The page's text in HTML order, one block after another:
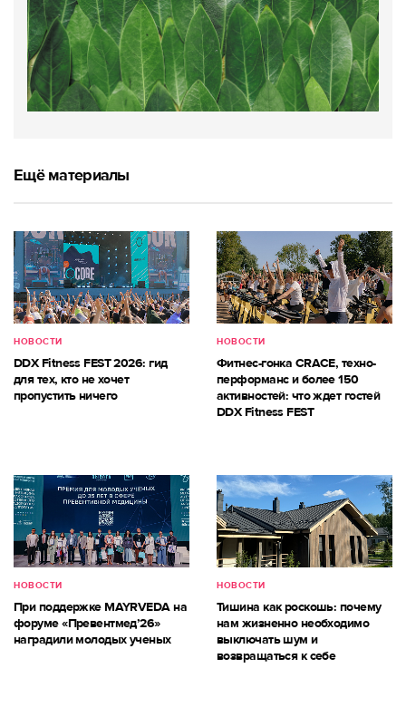
Ещё материалы
НОВОСТИ
DDX Fitness FEST 2026: гид
для тех, кто не хочет
пропустить ничего
НОВОСТИ
Фитнес-гонка CRACE, техно-
перформанс и более 150
активностей: что ждет гостей
DDX Fitness FEST
НОВОСТИ
При поддержке MAYRVEDA на
форуме «Превентмед’26»
наградили молодых ученых
НОВОСТИ
Тишина как роскошь: почему
нам жизненно необходимо
выключать шум и
возвращаться к себе